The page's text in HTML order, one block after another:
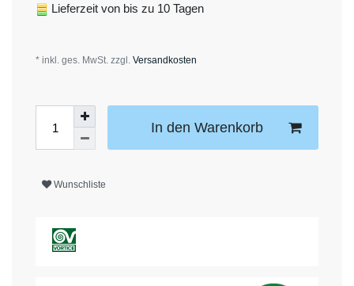
Lieferzeit von bis zu 10 Tagen
* inkl. ges. MwSt. zzgl. Versandkosten
In den Warenkorb
Wunschliste